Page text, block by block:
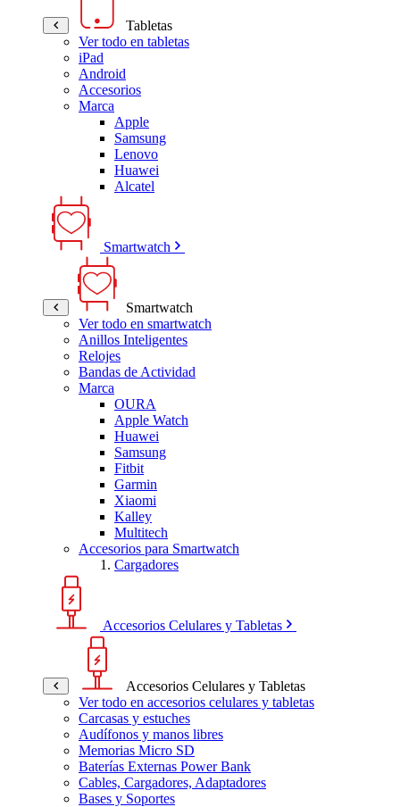
Tabletas
Ver todo en tabletas
iPad
Android
Accesorios
Marca
Apple
Samsung
Lenovo
Huawei
Alcatel
Smartwatch
Smartwatch
Ver todo en smartwatch
Anillos Inteligentes
Relojes
Bandas de Actividad
Marca
OURA
Apple Watch
Huawei
Samsung
Fitbit
Garmin
Xiaomi
Kalley
Multitech
Accesorios para Smartwatch
Cargadores
Accesorios Celulares y Tabletas
Accesorios Celulares y Tabletas
Ver todo en accesorios celulares y tabletas
Carcasas y estuches
Audífonos y manos libres
Memorias Micro SD
Baterías Externas Power Bank
Cables, Cargadores, Adaptadores
Bases y Soportes